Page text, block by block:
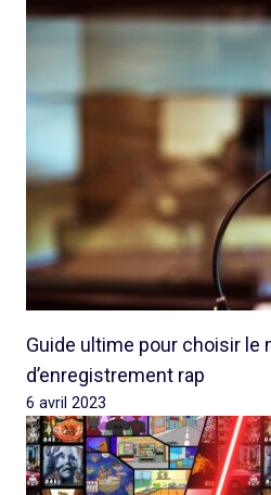
Guide ultime pour choisir le
d’enregistrement rap
6 avril 2023